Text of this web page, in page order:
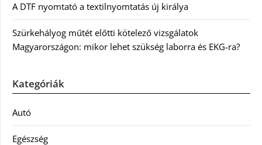
A DTF nyomtató a textilnyomtatás új királya
Szürkehályog műtét előtti kötelező vizsgálatok
Magyarországon: mikor lehet szükség laborra és EKG-ra?
Kategóriák
Autó
Egészség